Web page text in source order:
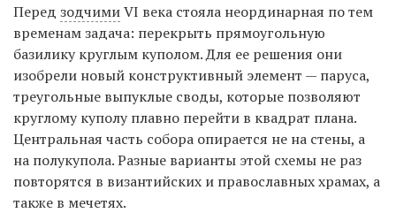
Перед зодчимиVI века стояла неординарная по тем
временам задача: перекрыть прямоугольную
базилику круглым куполом. Для ее решения они
изобрели новый конструктивный элемент — паруса,
треугольные выпуклые своды, которые позволяют
круглому куполу плавно перейти в квадрат плана.
Центральная часть собора опирается не на стены, а
на полукупола. Разные варианты этой схемы не раз
повторятся в византийских и православных храмах, а
также в мечетях.